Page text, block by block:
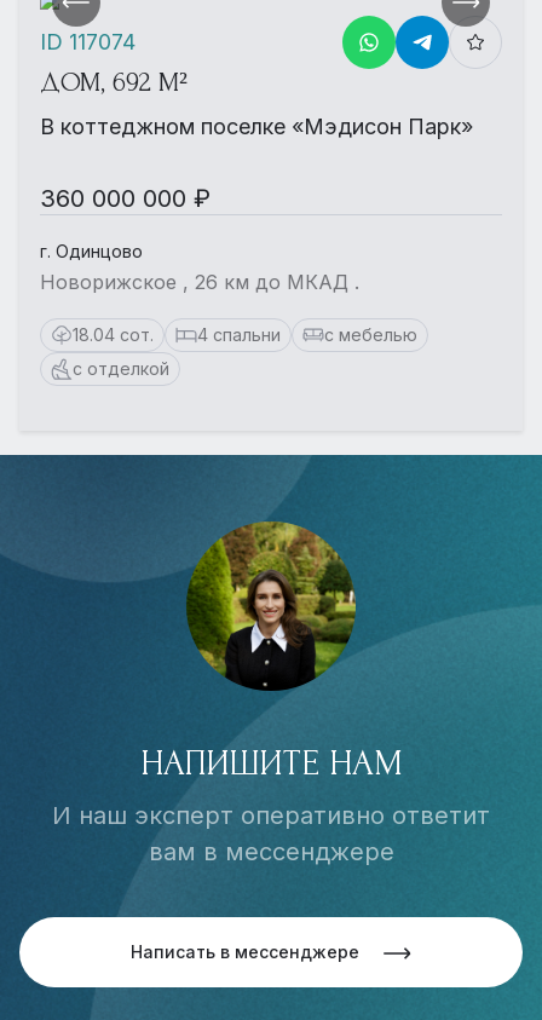
ДОМ, 692 М²
В коттеджном поселке «Мэдисон Парк»
360 000 000 ₽
г. Одинцово
Новорижское , 26 км до МКАД .
18.04 сот. 4 спальни
с мебелью
с отделкой
ID 117074
НАПИШИТЕ НАМ
И наш эксперт оперативно ответит
вам в мессенджере
Написать в мессенджере